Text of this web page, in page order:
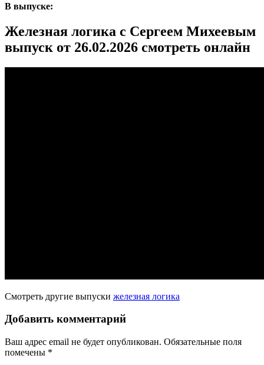
В выпуске:
Железная логика с Сергеем Михеевым
выпуск от 26.02.2026 смотреть онлайн
Смотреть другие выпуски железная логика
Добавить комментарий
Ваш адрес email не будет опубликован. Обязательные поля
помечены *